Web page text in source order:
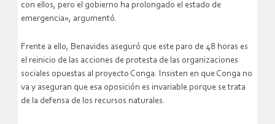
con ellos, pero el gobierno ha prolongado el estado de
emergencia», argumentó.
Frente a ello, Benavides aseguró que este paro de 48 horas es
el reinicio de las acciones de protesta de las organizaciones
sociales opuestas al proyecto Conga. Insisten en que Conga no
va y aseguran que esa oposición es invariable porque se trata
de la defensa de los recursos naturales.